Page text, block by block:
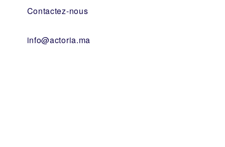
Contactez-nous
info@actoria.ma